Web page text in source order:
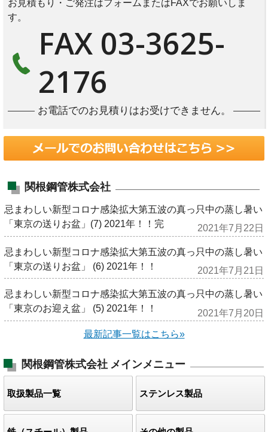
お見積もり・ご発注はフォームまたはFAXでお願いしま
す。
FAX 03-3625-
2176
お電話でのお見積りはお受けできません。
関根鋼管株式会社
忌まわしい新型コロナ感染拡大第五波の真っ只中の蒸し暑い
「東京の送りお盆」(7) 2021年！！完
2021年7月22日
忌まわしい新型コロナ感染拡大第五波の真っ只中の蒸し暑い
「東京の送りお盆」 (6) 2021年！！
2021年7月21日
忌まわしい新型コロナ感染拡大第五波の真っ只中の蒸し暑い
「東京のお迎え盆」 (5) 2021年！！
2021年7月20日
最新記事一覧はこちら»
関根鋼管株式会社 メインメニュー
取扱製品一覧 ステンレス製品